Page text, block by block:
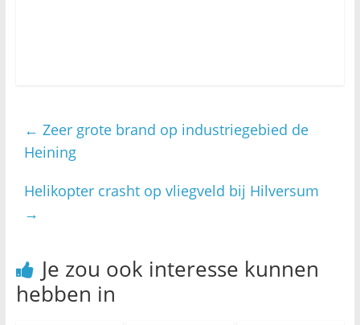
← Zeer grote brand op industriegebied de
Heining
Helikopter crasht op vliegveld bij Hilversum
→
Je zou ook interesse kunnen
hebben in